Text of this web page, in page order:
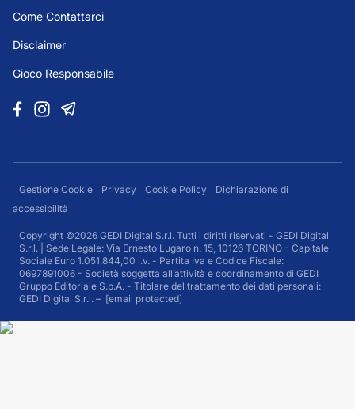
Come Contattarci
Disclaimer
Gioco Responsabile
Gestione Cookie Privacy Cookie Policy
Dichiarazione di
accessibilità
Copyright ©2026 GEDI Digital S.r.l. Tutti i diritti riservati - GEDI Digital
S.r.l. | Sede Legale: Via Ernesto Lugaro n. 15, 10126 TORINO - Capitale
Sociale Euro 1.051.844,00 i.v. - Partita Iva e Codice Fiscale:
0697891006 - Società soggetta all’attività e coordinamento di GEDI
Gruppo Editoriale S.p.A. - Titolare del trattamento dei dati personali:
GEDI Digital S.r.l. – [email protected]